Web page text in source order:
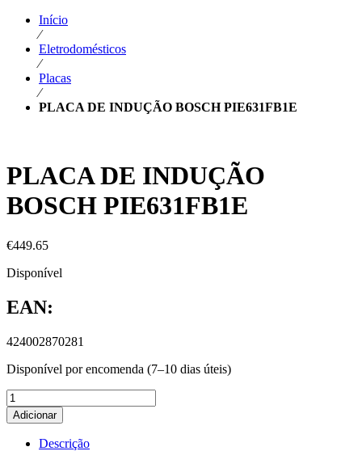
Início
⁄
Eletrodomésticos
⁄
Placas
⁄
PLACA DE INDUÇÃO BOSCH PIE631FB1E
PLACA DE INDUÇÃO
BOSCH PIE631FB1E
€449.65
Disponível
EAN:
424002870281
Disponível por encomenda (7–10 dias úteis)
Adicionar
Descrição